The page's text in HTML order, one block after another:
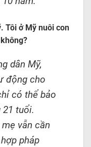
Tôi ở Mỹ nuôi con
dân Mỹ,
động cho
có thể bảo
tuổi.
vẫn cần
pháp